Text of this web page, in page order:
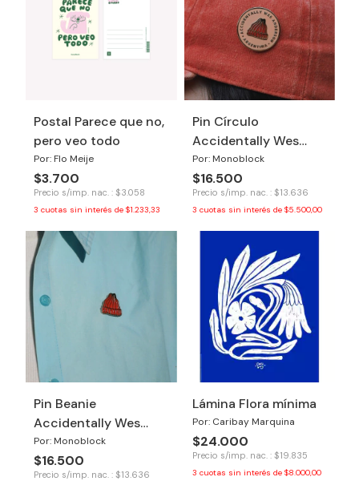
Postal Parece que no,
pero veo todo
Por: Flo Meije
$3.700
Precio s/imp. nac. : $3.058
3 cuotas sin interés de $1.233,33
Pin Círculo
Accidentally Wes
Anderson
Por: Monoblock
$16.500
Precio s/imp. nac. : $13.636
3 cuotas sin interés de $5.500,00
Pin Beanie
Accidentally Wes
Anderson
Por: Monoblock
$16.500
Precio s/imp. nac. : $13.636
Lámina Flora mínima
Por: Caribay Marquina
$24.000
Precio s/imp. nac. : $19.835
3 cuotas sin interés de $8.000,00